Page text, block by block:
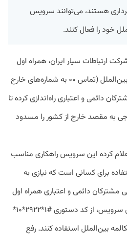
هستند، می‌توانند سرویس
خود را فعال کنند.
ارتباطات سیار‌ ایران، همراه اول
سرویس محدودیت مکالمه بین‌الملل (تماس ۰۰ به شماره‌های خارج
دائمی و اعتباری راه‌اندازی کرده تا
به مقصد خارج از کشور را مسدود
کرده این سرویس راهکاری مناسب
برای کسانی است که نیازی به
مشترکان دائمی و اعتباری همراه اول
می‌توانند برای فعال‌سازی این سرویس، از کد دستوری #۱*۲۹۲۲*۱۰*
بین‌الملل استفاده کنند. رفع